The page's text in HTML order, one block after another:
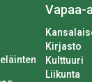
Vapaa-
Kirjasto
Kulttuuri
Liikunta